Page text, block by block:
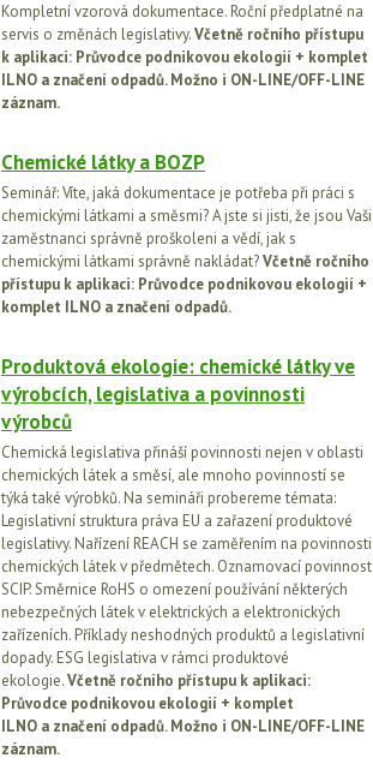
Kompletní vzorová dokumentace. Roční předplatné na
servis o změnách legislativy.Včetně ročního přístupu
k aplikaci: Průvodce podnikovou ekologií + komplet
ILNO a značení odpadů. Možno i ON-LINE/OFF-LINE
záznam.
Chemické látky a BOZP
Seminář: Víte, jaká dokumentace je potřeba při práci s
chemickými látkami a směsmi? A jste si jisti, že jsou Vaši
zaměstnanci správně proškoleni a vědí, jak s
chemickými látkami správně nakládat?Včetně ročního
přístupu k aplikaci: Průvodce podnikovou ekologií +
komplet ILNO a značení odpadů.
Produktová ekologie: chemické látky ve
výrobcích, legislativa a povinnosti
výrobců
Chemická legislativa přináší povinnosti nejen v oblasti
chemických látek a směsí, ale mnoho povinností se
týká také výrobků. Na semináři probereme témata:
Legislativní struktura práva EU a zařazení produktové
legislativy. Nařízení REACH se zaměřením na povinnosti
chemických látek v předmětech. Oznamovací povinnost
SCIP. Směrnice RoHS o omezení používání některých
nebezpečných látek v elektrických a elektronických
zařízeních. Příklady neshodných produktů a legislativní
dopady. ESG legislativa v rámci produktové
ekologie.Včetně ročního přístupu k aplikaci:
Průvodce podnikovou ekologií + komplet
ILNO a značení odpadů. Možno i ON-LINE/OFF-LINE
záznam.